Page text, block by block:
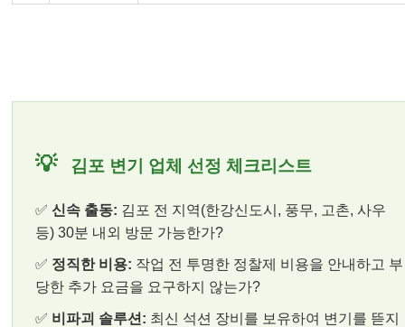
💡 김포 변기 업체 선정 체크리스트
✅ 신속 출동: 김포 전 지역(한강신도시, 풍무, 고촌, 사우
등) 30분 내외 방문 가능한가?
✅ 정직한 비용: 작업 전 투명한 정찰제 비용을 안내하고 부
당한 추가 요금을 요구하지 않는가?
✅ 비파괴 솔루션: 최신 석션 장비를 보유하여 변기를 뜯지